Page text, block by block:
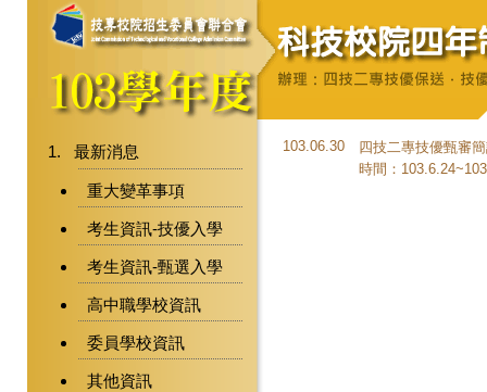
最新消息
重大變革事項
考生資訊-技優入學
考生資訊-甄選入學
高中職學校資訊
委員學校資訊
其他資訊
103.06.30
四技二專技優甄審
時間：